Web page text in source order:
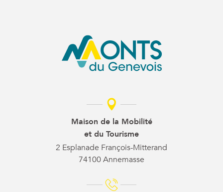
Maison de la Mobilité
et du Tourisme
2 Esplanade François-Mitterand
74100 Annemasse